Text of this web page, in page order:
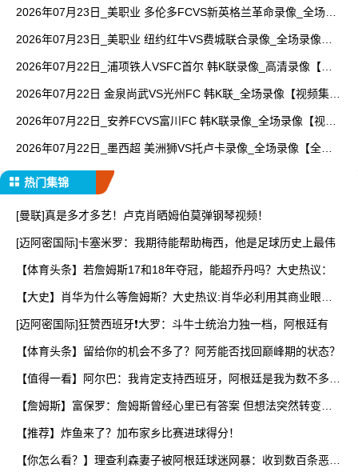
2026年07月23日_美职业 多伦多FCVS新英格兰革命录像_全场录
2026年07月23日_美职业 纽约红牛VS费城联合录像_全场录像
2026年07月22日_浦项铁人VSFC首尔 韩K联录像_高清录像【全
2026年07月22日 金泉尚武VS光州FC 韩K联_全场录像【视频集
2026年07月22日_安养FCVS富川FC 韩K联录像_全场录像【视频
2026年07月22日_墨西超 美洲狮VS托卢卡录像_全场录像【全场
热门集锦
[曼联]真是多才多艺！卢克肖晒姆伯莫弹钢琴视频！
[迈阿密国际]卡塞米罗：我期待能帮助梅西，他是足球历史上最伟
【体育头条】若詹姆斯17和18年夺冠，能超乔丹吗？大史热议：
【大史】肖华为什么等詹姆斯？大史热议:肖华必利用其商业眼光
[迈阿密国际]狂赞西班牙❗大罗：斗牛士统治力独一档，阿根廷有
【体育头条】留给你的机会不多了？阿芳能否找回巅峰期的状态？
【值得一看】阿尔巴：我肯定支持西班牙，阿根廷是我为数不多会
【詹姆斯】富保罗：詹姆斯曾经心里已有答案 但想法突然转变又
【推荐】炸鱼来了？加布家乡比赛进球得分！
【你怎么看？】理查利森妻子被阿根廷球迷网暴：收到数百条恶